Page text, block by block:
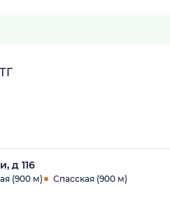
д 116
(900 м) Спасская (900 м)